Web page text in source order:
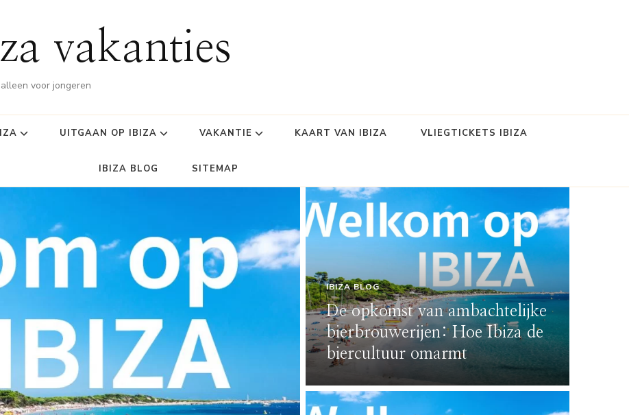
vakanties
voor jongeren
UITGAAN OP IBIZA VAKANTIE KAART VAN IBIZA VLIEGTICKETS IBIZA
IBIZA BLOG SITEMAP
IBIZA BLOG
De opkomst van ambachtelijke
bierbrouwerijen: Hoe Ibiza de
biercultuur omarmt